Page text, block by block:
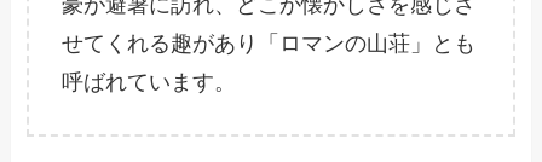
せてくれる趣があり「ロマンの山荘」とも
呼ばれています。